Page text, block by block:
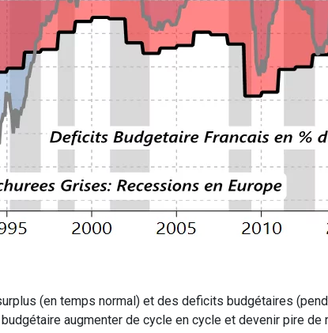
(en temps normal) et des deficits budgétaires
augmenter de cycle en cycle et devenir pire de